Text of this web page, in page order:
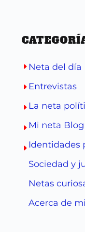
Neta del día
Entrevistas
La neta
Mi neta Blog
Identidades
Sociedad y
Netas
Acerca de mi